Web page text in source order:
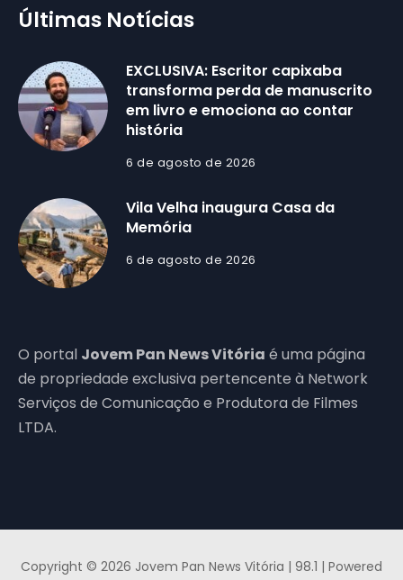
Últimas Notícias
EXCLUSIVA: Escritor capixaba
transforma perda de manuscrito
em livro e emociona ao contar
história
6 de agosto de 2026
Vila Velha inaugura Casa da
Memória
6 de agosto de 2026
O portal Jovem Pan News Vitória é uma página
de propriedade exclusiva pertencente à Network
Serviços de Comunicação e Produtora de Filmes
LTDA.
Copyright © 2026 Jovem Pan News Vitória | 98.1 | Powered